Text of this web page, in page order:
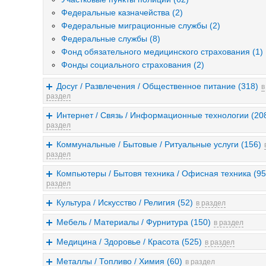
Федеральные казначейства (2)
Федеральные миграционные службы (2)
Федеральные службы (8)
Фонд обязательного медицинского страхования (1)
Фонды социального страхования (2)
Досуг / Развлечения / Общественное питание (318) в
раздел
Интернет / Связь / Информационные технологии
раздел
Коммунальные / Бытовые / Ритуальные услуги (156)
раздел
Компьютеры / Бытовя техника / Офисная техника
раздел
Культура / Искусство / Религия (52) в раздел
Мебель / Материалы / Фурнитура (150) в раздел
Медицина / Здоровье / Красота (525) в раздел
Металлы / Топливо / Химия (60) в раздел